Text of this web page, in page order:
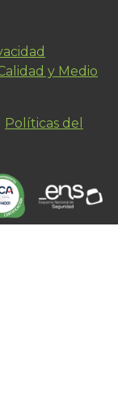
y Medio
Políticas del